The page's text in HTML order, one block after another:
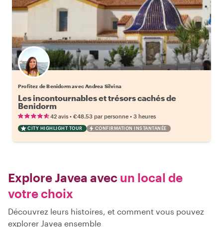
Profitez de Benidorm avec Andrea Silvina
Les incontournables et trésors cachés de
Benidorm
42 avis • €48.53 par personne • 3 heures
CITY HIGHLIGHT TOUR CONFIRMATION INSTANTANÉE
Explore Javea avec un local de
votre choix
Découvrez leurs histoires, et comment vous pouvez
explorer Javea ensemble